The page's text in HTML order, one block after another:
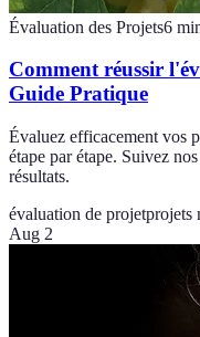
Évaluation des Projets6
Comment réussir
Guide Pratique
Évaluez efficacement vos
étape par étape. Suivez
résultats.
évaluation de projetprojets
Aug 2